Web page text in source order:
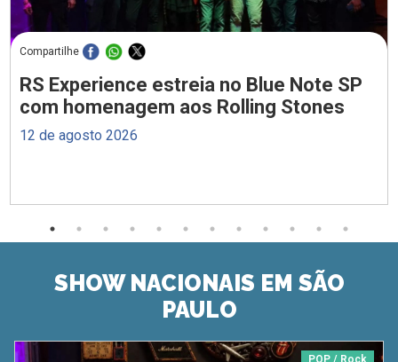
Compartilhe
RS Experience estreia no Blue Note SP
com homenagem aos Rolling Stones
12 de agosto 2026
SHOW NACIONAIS EM SÃO
PAULO
POP / Rock